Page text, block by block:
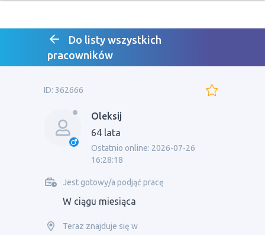
Do listy wszystkich
pracowników
ID: 362666
Oleksij
64 lata
Ostatnio online: 2026-07-26
16:28:18
Jest gotowy/a podjąć pracę
W ciągu miesiąca
Teraz znajduje się w